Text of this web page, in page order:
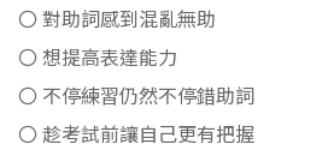
〇 對助詞感到混亂無助
〇 想提高表達能力
〇 不停練習仍然不停錯助詞
〇 趁考試前讓自己更有把握